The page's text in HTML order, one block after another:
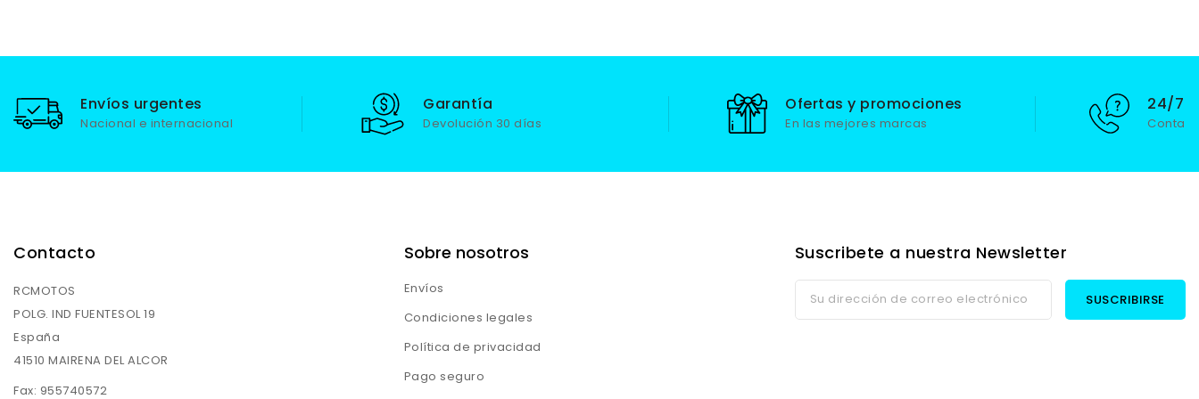
Envíos urgentes
Nacional e internacional
Garantía
Devolución 30 días
Ofertas y promociones
En las mejores marcas
24/7
Contacto
RCMOTOS
POLG. IND FUENTESOL 19
España
41510 MAIRENA DEL ALCOR
Fax: 955740572
Sobre nosotros
Envíos
Condiciones legales
Política de privacidad
Pago seguro
Suscribete a nuestra Newsletter